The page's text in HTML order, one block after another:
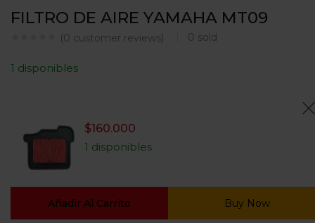
FILTRO DE AIRE YAMAHA MT09
(0 customer reviews) 0 sold
1 disponibles
$160.000
1 disponibles
Añadir Al Carrito Buy Now